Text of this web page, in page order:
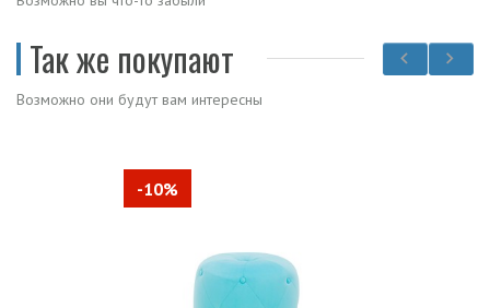
Так же покупают
Возможно они будут вам интересны
-10%